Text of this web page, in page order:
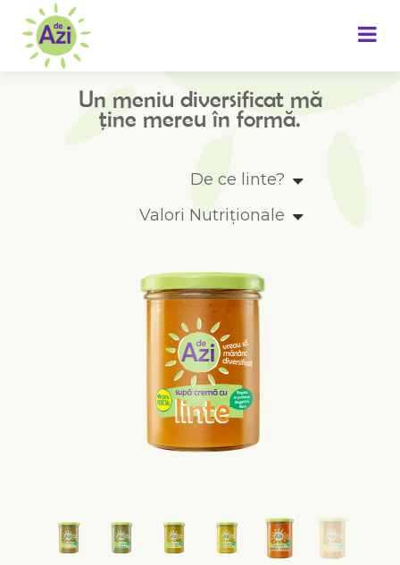
Un meniu diversificat mă
ține mereu în formă.
De ce linte?
Valori Nutriționale